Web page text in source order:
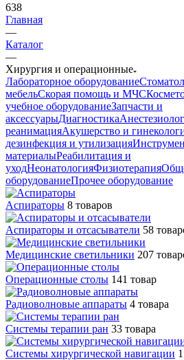
638
Главная
—
Каталог
—
Хирургия и операционные
Лабораторное оборудование
мебельСкорая помощь и МЧС
учебное оборудованиеЗапчасти и
аксессуарыДиагностика
реанимацияАкушерство и
дезинфекция и утилизация
материалыРеабилитация и
уходНеонатологияФизиотерапия
оборудованиеПрочее оборудование
Аспираторы 8 товаров
Аспираторы и отсасыватели 58
Медицинские светильники 207
Операционные столы 141 товар
Радиоволновые аппараты 4 товара
Системы терапии ран 33 товара
Системы хирургической навигации